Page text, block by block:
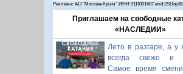
Реклама: АО "Москва-Крым" ИНН 9111001687
Приглашаем на свободные
«НАСЛЕДИИ»
Лето в разгаре, а у
всегда свежо и
Самое время